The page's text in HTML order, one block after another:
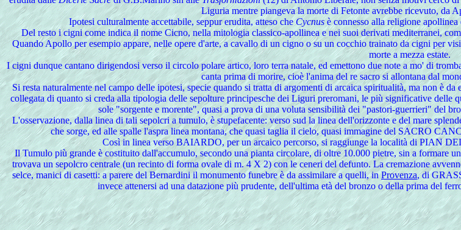
Liguria mentre piangeva la morte di Fetonte avrebbe ricevuto, da
Ipotesi culturalmente accettabile, seppur erudita, atteso cheCycnusè connesso alla religione
Del resto i cigni come indica il nome Cicno, nella mitologia classico-apollinea e nei suoi derivati mediterranei,
Quando Apollo per esempio appare, nelle opere d'arte, a cavallo di un cigno o su un cocchio trainato da cigni per
morte a mezza estate.
I cigni dunque cantano dirigendosi verso il circolo polare artico, loro terra natale, ed emettono due note a mo' di
canta prima di morire, cioè l'anima del re sacro si allontana dal
Si resta naturalmente nel campo delle ipotesi, specie quando si tratta di argomenti di arcaica spiritualità, ma non è
collegata di quanto si creda alla tipologia delle sepolture principesche dei Liguri preromani, le più significative
sole "sorgente e morente", quasi a prova di una voluta sensibilità dei "pastori-guerrieri" del
L'osservazione, dalla linea di tali sepolcri a tumulo, è stupefacente: verso sud la linea dell'orizzonte e del mare
che sorge, ed alle spalle l'aspra linea montana, che quasi taglia il cielo, quasi immagine del SACRO
Cosìin linea verso BAIARDO, per un arcaico percorso, si raggiunge la località di PIAN
Il Tumulo più grande è costituito dall'accumulo, secondo una pianta circolare, di oltre 10.000 pietre, sin a
trovava un sepolcro centrale (un recinto di forma ovale di m. 4 X 2) con le ceneri del defunto. La cremazione
selce, manici di casetti: a parere del Bernardini il monumento funebre è da assimilare a quelli, inProvenza, di
invece attenersi ad una datazione più prudente, dell'ultima età del bronzo o della prima del